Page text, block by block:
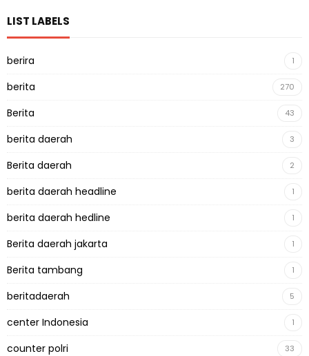
LIST LABELS
berira 1
berita 270
Berita 43
berita daerah 3
Berita daerah 2
berita daerah headline 1
berita daerah hedline 1
Berita daerah jakarta 1
Berita tambang 1
beritadaerah 5
center Indonesia 1
counter polri 33